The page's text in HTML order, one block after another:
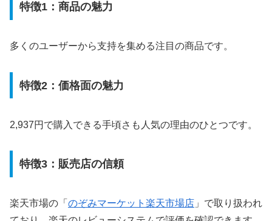
特徴1：商品の魅力
多くのユーザーから支持を集める注目の商品です。
特徴2：価格面の魅力
2,937円で購入できる手頃さも人気の理由のひとつです。
特徴3：販売店の信頼
楽天市場の「 のぞみマーケット楽天市場店 」で取り扱われ